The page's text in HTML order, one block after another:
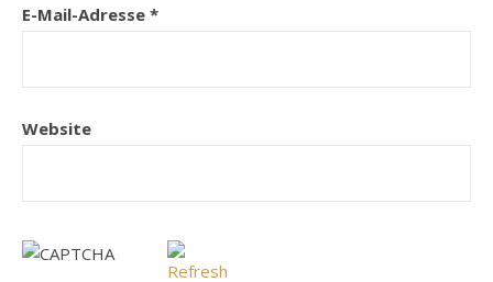
E-Mail-Adresse *
Website